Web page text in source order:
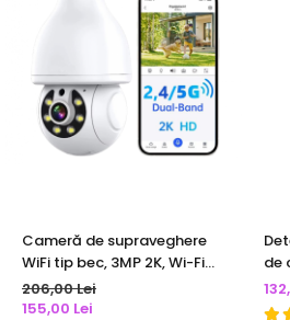
Cameră de supraveghere
WiFi tip bec, 3MP 2K, Wi-Fi
dual band 2.4/5.8 GHz,
detectare umană AI,
206,00 Lei
155,00 Lei
de